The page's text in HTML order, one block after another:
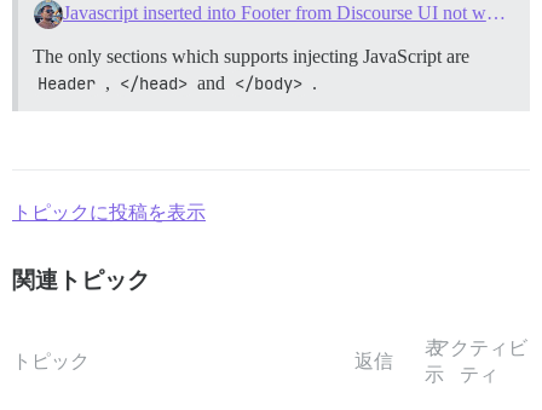
Javascript inserted into Footer from Discourse UI not working
The only sections which supports injecting JavaScript are
Header , </head> and </body> .
トピックに投稿を表示
関連トピック
トピック 返信
表
示
アクティビ
ティ